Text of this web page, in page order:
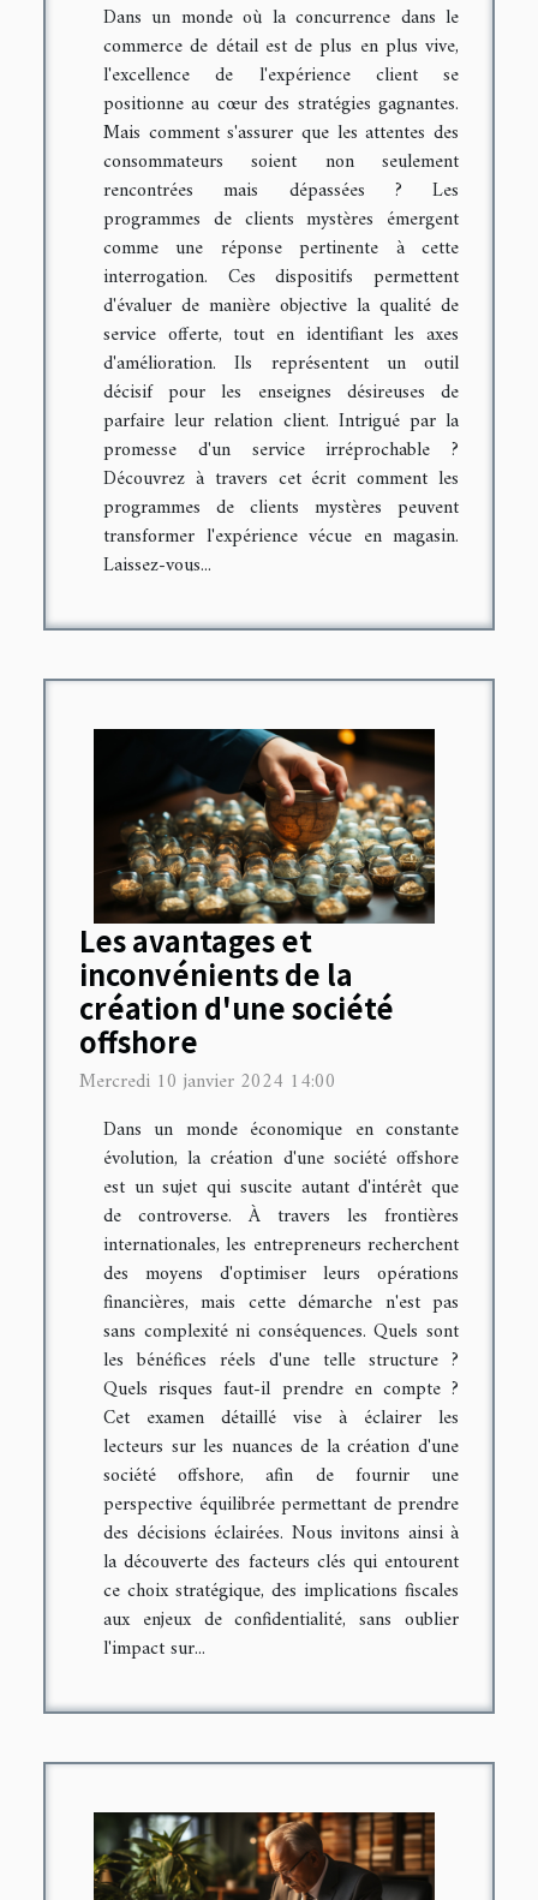
Dans un monde où la concurrence dans le
commerce de détail est de plus en plus vive,
l'excellence de l'expérience client se
positionne au cœur des stratégies gagnantes.
Mais comment s'assurer que les attentes des
consommateurs soient non seulement
rencontrées mais dépassées ? Les
programmes de clients mystères émergent
comme une réponse pertinente à cette
interrogation. Ces dispositifs permettent
d'évaluer de manière objective la qualité de
service offerte, tout en identifiant les axes
d'amélioration. Ils représentent un outil
décisif pour les enseignes désireuses de
parfaire leur relation client. Intrigué par la
promesse d'un service irréprochable ?
Découvrez à travers cet écrit comment les
programmes de clients mystères peuvent
transformer l'expérience vécue en magasin.
Laissez-vous...
Les avantages et
inconvénients de la
création d'une société
offshore
Mercredi 10 janvier 2024 14:00
Dans un monde économique en constante
évolution, la création d'une société offshore
est un sujet qui suscite autant d'intérêt que
de controverse. À travers les frontières
internationales, les entrepreneurs recherchent
des moyens d'optimiser leurs opérations
financières, mais cette démarche n'est pas
sans complexité ni conséquences. Quels sont
les bénéfices réels d'une telle structure ?
Quels risques faut-il prendre en compte ?
Cet examen détaillé vise à éclairer les
lecteurs sur les nuances de la création d'une
société offshore, afin de fournir une
perspective équilibrée permettant de prendre
des décisions éclairées. Nous invitons ainsi à
la découverte des facteurs clés qui entourent
ce choix stratégique, des implications fiscales
aux enjeux de confidentialité, sans oublier
l'impact sur...